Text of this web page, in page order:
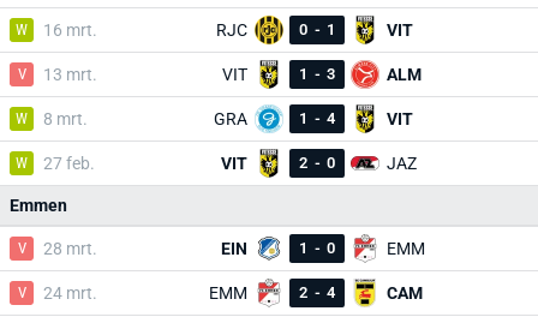
W 16 mrt. RJC 0 - 1 VIT
V 13 mrt. VIT 1 - 3 ALM
W 8 mrt. GRA 1 - 4 VIT
W 27 feb. VIT 2 - 0 JAZ
Emmen
V 28 mrt. EIN 1 - 0 EMM
V 24 mrt. EMM 2 - 4 CAM